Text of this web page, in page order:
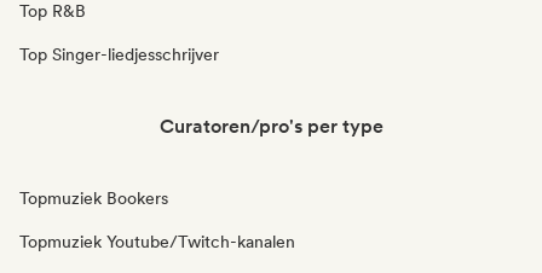
Top R&B
Top Singer-liedjesschrijver
Curatoren/pro's per type
Topmuziek Bookers
Topmuziek Youtube/Twitch-kanalen